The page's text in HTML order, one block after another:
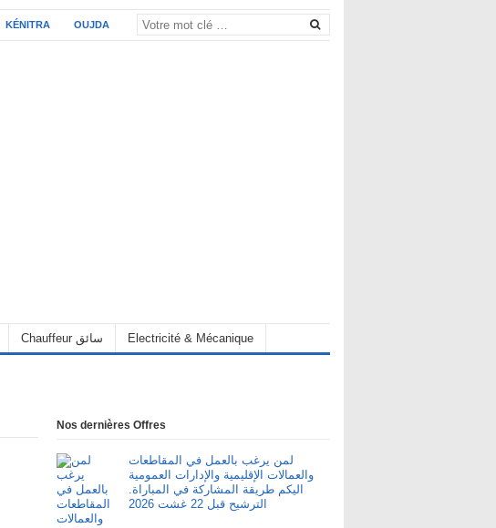
KÉNITRA OUJDA
Chauffeur سائق Electricité & Mécanique
Nos dernières Offres
لمن يرغب بالعمل في المقاطعات
والعمالات الإقليمية والإدارات العمومية
اليكم طريقة المشاركة في المباراة.
الترشيح قبل 22 غشت 2026